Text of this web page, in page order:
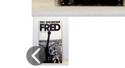
Hobby
Hus / Have
Husdyr